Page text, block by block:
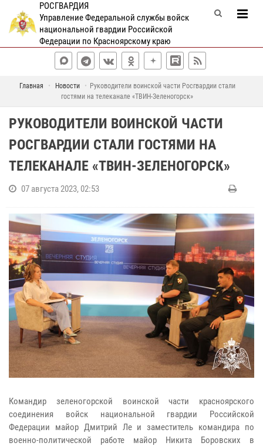
РОСГВАРДИЯ
Управление Федеральной службы войск
национальной гвардии Российской
Федерации по Красноярскому краю
Главная Новости
Руководители воинской части Росгвардии стали
гостями на телеканале «ТВИН-Зеленогорск»
РУКОВОДИТЕЛИ ВОИНСКОЙ ЧАСТИ
РОСГВАРДИИ СТАЛИ ГОСТЯМИ НА
ТЕЛЕКАНАЛЕ «ТВИН-ЗЕЛЕНОГОРСК»
07 августа 2023, 02:53
Командир зеленогорской воинской части красноярского
соединения войск национальной гвардии Российской
Федерации майор Дмитрий Ле и заместитель командира по
военно-политической работе майор Никита Боровских в